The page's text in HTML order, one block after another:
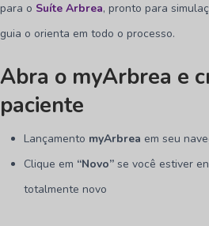
para o Suíte Arbrea, pronto para
guia o orienta em todo o processo.
Abra o myArbrea e
paciente
Lançamento myArbrea em seu
Clique em “Novo” se você estiver
totalmente novo